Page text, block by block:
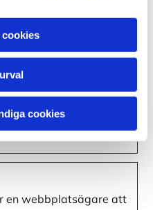
cookies
valid
on the use
website.
för
1 år
en webbplatsägare att